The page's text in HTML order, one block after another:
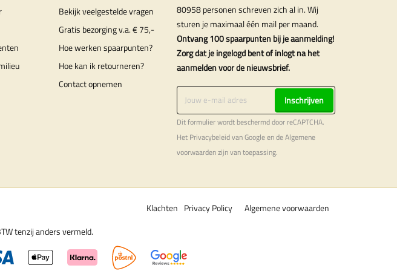
Bekijk veelgestelde vragen
Gratis bezorging v.a. € 75,-
Hoe werken spaarpunten?
Hoe kan ik retourneren?
Contact opnemen
80958 personen schreven zich al in. Wij
sturen je maximaal één mail per maand.
Ontvang 100 spaarpunten bij je aanmelding!
Zorg dat je ingelogd bent of inlogt na het
aanmelden voor de nieuwsbrief.
Inschrijven
Dit formulier wordt beschermd door reCAPTCHA.
Het Privacybeleidvan Google en deAlgemene
voorwaardenzijn van toepassing.
Algemene voorwaarden
Privacy Policy
Klachten
tenzij anders vermeld.